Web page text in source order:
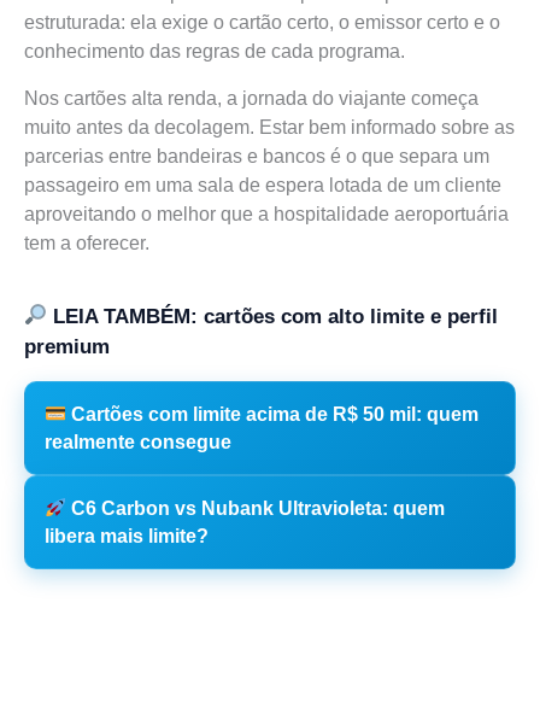
estruturada: ela exige o cartão certo, o emissor certo e o
conhecimento das regras de cada programa.
Nos cartões alta renda, a jornada do viajante começa
muito antes da decolagem. Estar bem informado sobre as
parcerias entre bandeiras e bancos é o que separa um
passageiro em uma sala de espera lotada de um cliente
aproveitando o melhor que a hospitalidade aeroportuária
tem a oferecer.
LEIA TAMBÉM: cartões com alto limite e perfil
premium
Cartões com limite acima de R$ 50 mil: quem
realmente consegue
C6 Carbon vs Nubank Ultravioleta: quem
libera mais limite?